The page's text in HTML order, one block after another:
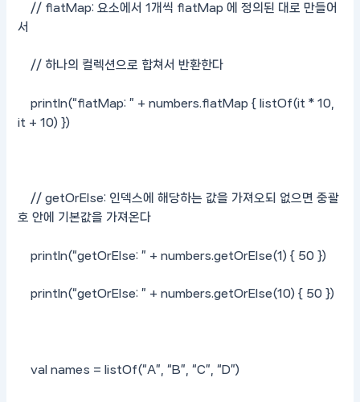
// flatMap: 요소에서 1개씩 flatMap 에 정의된 대로 만들어
서
// 하나의 컬렉션으로 합쳐서 반환한다
println(“flatMap: ” + numbers.flatMap { listOf(it * 10,
it + 10) })
// getOrElse: 인덱스에 해당하는 값을 가져오되 없으면 중괄
호 안에 기본값을 가져온다
println(“getOrElse: ” + numbers.getOrElse(1) { 50 })
println(“getOrElse: ” + numbers.getOrElse(10) { 50 })
val names = listOf(“A”, “B”, “C”, “D”)